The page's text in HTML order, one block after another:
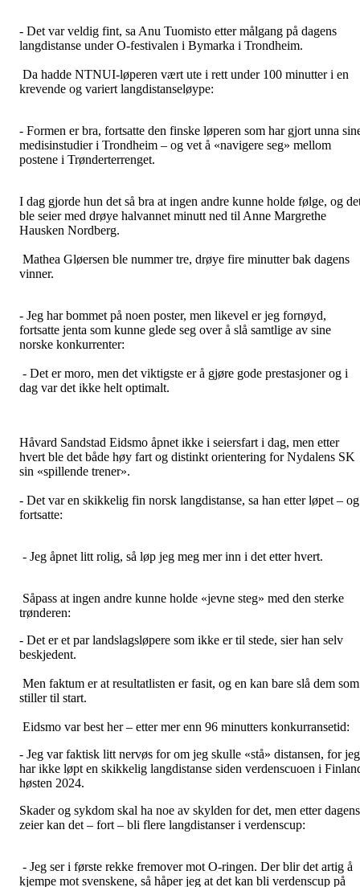
- Det var veldig fint, sa Anu Tuomisto etter målgang på dagens
langdistanse under O-festivalen i Bymarka i Trondheim.
Da hadde NTNUI-løperen vært ute i rett under 100 minutter i en
krevende og variert langdistanseløype:
- Formen er bra, fortsatte den finske løperen som har gjort unna
medisinstudier i Trondheim – og vet å «navigere seg» mellom
postene i Trønderterrenget.
I dag gjorde hun det så bra at ingen andre kunne holde følge, og
ble seier med drøye halvannet minutt ned til Anne Margrethe
Hausken Nordberg.
Mathea Gløersen ble nummer tre, drøye fire minutter bak dagens
vinner.
- Jeg har bommet på noen poster, men likevel er jeg fornøyd,
fortsatte jenta som kunne glede seg over å slå samtlige av sine
norske konkurrenter:
- Det er moro, men det viktigste er å gjøre gode prestasjoner og i
dag var det ikke helt optimalt.
Håvard Sandstad Eidsmo åpnet ikke i seiersfart i dag, men etter
hvert ble det både høy fart og distinkt orientering for Nydalens SK
sin «spillende trener».
- Det var en skikkelig fin norsk langdistanse, sa han etter løpet – og
fortsatte:
- Jeg åpnet litt rolig, så løp jeg meg mer inn i det etter hvert.
Såpass at ingen andre kunne holde «jevne steg» med den sterke
trønderen:
- Det er et par landslagsløpere som ikke er til stede, sier han selv
beskjedent.
Men faktum er at resultatlisten er fasit, og en kan bare slå dem som
stiller til start.
Eidsmo var best her – etter mer enn 96 minutters konkurransetid:
- Jeg var faktisk litt nervøs for om jeg skulle «stå» distansen, for jeg
har ikke løpt en skikkelig langdistanse siden verdenscuoen i
høsten 2024.
Skader og sykdom skal ha noe av skylden for det, men etter dagens
zeier kan det – fort – bli flere langdistanser i verdenscup:
- Jeg ser i første rekke fremover mot O-ringen. Der blir det artig å
kjempe mot svenskene, så håper jeg at det kan bli verdenscup på